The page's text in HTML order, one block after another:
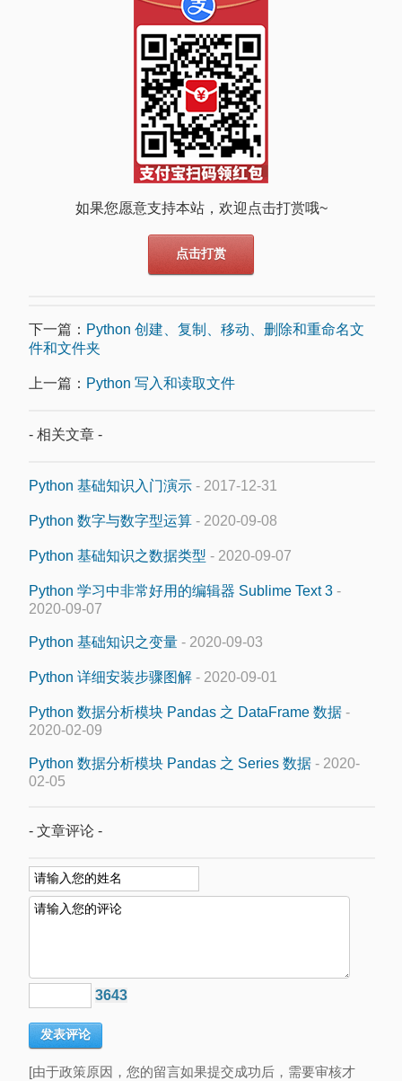
如果您愿意支持本站，欢迎点击打赏哦~
点击打赏
下一篇： Python 创建、复制、移动、删除和重命名文
件和文件夹
上一篇： Python 写入和读取文件
- 相关文章 -
Python 基础知识入门演示 - 2017-12-31
Python 数字与数字型运算 - 2020-09-08
Python 基础知识之数据类型 - 2020-09-07
Python 学习中非常好用的编辑器 Sublime Text 3 -
2020-09-07
Python 基础知识之变量 - 2020-09-03
Python 详细安装步骤图解 - 2020-09-01
Python 数据分析模块 Pandas 之 DataFrame 数据 -
2020-02-09
Python 数据分析模块 Pandas 之 Series 数据 - 2020-
02-05
- 文章评论 -
3643
[由于政策原因，您的留言如果提交成功后，需要审核才